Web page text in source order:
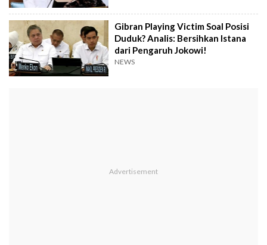
Gibran Playing Victim Soal Posisi
Duduk? Analis: Bersihkan Istana
dari Pengaruh Jokowi!
NEWS